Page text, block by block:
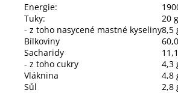
Energie:
Tuky:
20 g
- z toho nasycené mastné kyseliny8,5
Bílkoviny
Sacharidy
- z toho cukry
4,3
Vláknina
4,8
Sůl
2,8